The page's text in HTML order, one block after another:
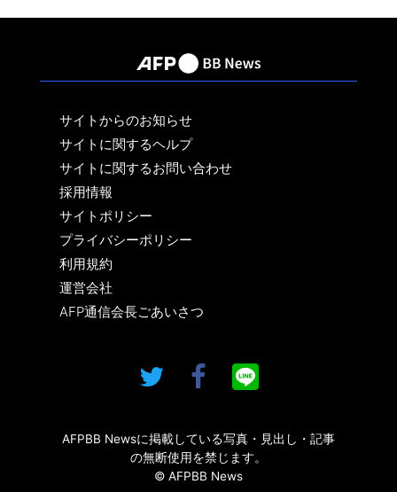
サイトからのお知らせ
サイトに関するヘルプ
サイトに関するお問い合わせ
採用情報
サイトポリシー
プライバシーポリシー
利用規約
運営会社
AFP通信会長ごあいさつ
AFPBB Newsに掲載している写真・見出し・記事
の無断使用を禁じます。
© AFPBB News